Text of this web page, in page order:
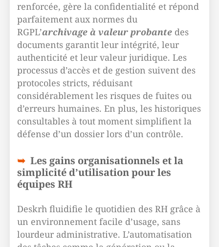
renforcée, gère la confidentialité et répond
parfaitement aux normes du
RGPL’archivage à valeur probante des
documents garantit leur intégrité, leur
authenticité et leur valeur juridique. Les
processus d’accès et de gestion suivent des
protocoles stricts, réduisant
considérablement les risques de fuites ou
d’erreurs humaines. En plus, les historiques
consultables à tout moment simplifient la
défense d’un dossier lors d’un contrôle.
Les gains organisationnels et la
simplicité d’utilisation pour les
équipes RH
Deskrh fluidifie le quotidien des RH grâce à
un environnement facile d’usage, sans
lourdeur administrative. L’automatisation